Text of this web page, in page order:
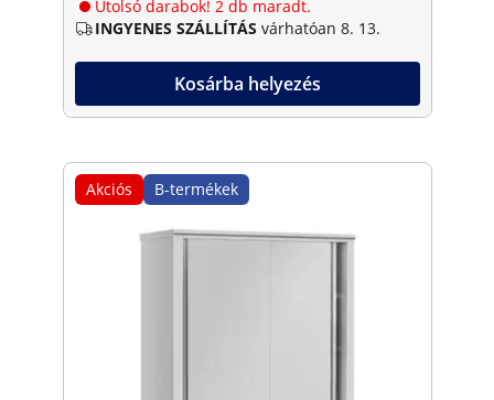
Utolsó darabok! 2 db maradt.
INGYENES SZÁLLÍTÁS várhatóan 8. 13.
Kosárba helyezés
Akciós B-termékek